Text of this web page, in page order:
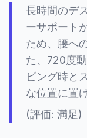
長時間のデ
ーサポート
ため、腰へ
た、720度
ピング時と
な位置に置
(評価: 満足)